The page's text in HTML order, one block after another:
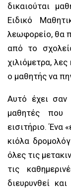
δικαιούται
Ειδικό
λεωφορείο, θα
από το
χιλιόμετρα,
ο μαθητής να
Αυτό έχει σαν
μαθητές που
εισιτήριο. Ένα
κιόλα
όλες τις
τις
διευρυνθεί